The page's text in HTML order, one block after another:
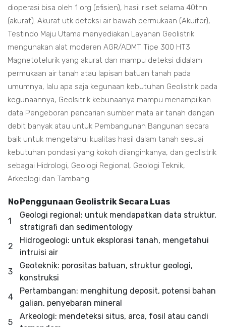
dioperasi bisa oleh 1 org (efisien), hasil riset selama 40thn
(akurat). Akurat utk deteksi air bawah permukaan (Akuifer),
Testindo Maju Utama menyediakan Layanan Geolistrik
mengunakan alat moderen AGR/ADMT Tipe 300 HT3
Magnetotelurik yang akurat dan mampu deteksi didalam
permukaan air tanah atau lapisan batuan tanah pada
umumnya, lalu apa saja kegunaan kebutuhan Geolistrik pada
kegunaannya, Geolsitrik kebunaanya mampu menampilkan
data Pengeboran pencarian sumber mata air tanah dengan
debit banyak atau untuk Pembangunan Bangunan secara
baik untuk mengetahui kualitas hasil dalam tanah sesuai
kebutuhan pondasi yang kokoh diianginkanya, dan geolistrik
sebagai Hidrologi, Geologi Regional, Geologi Teknik,
Arkeologi dan Tambang.
NoPenggunaan Geolistrik Secara Luas
1
Geologi regional: untuk mendapatkan data struktur,
stratigrafi dan sedimentology
2
Hidrogeologi: untuk eksplorasi tanah, mengetahui
intruisi air
3
Geoteknik: porositas batuan, struktur geologi,
konstruksi
4
Pertambangan: menghitung deposit, potensi bahan
galian, penyebaran mineral
5
Arkeologi: mendeteksi situs, arca, fosil atau candi